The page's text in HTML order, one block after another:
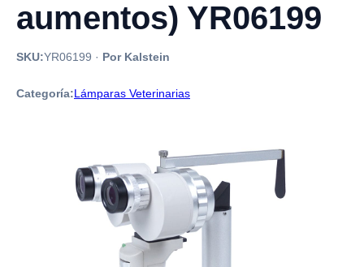
aumentos) YR06199
SKU:YR06199 · Por Kalstein
Categoría:Lámparas Veterinarias